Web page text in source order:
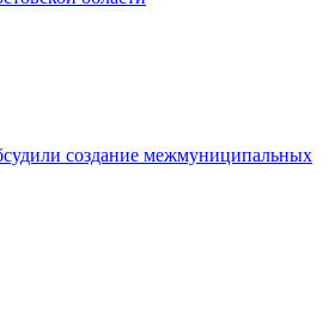
создание межмуниципальных